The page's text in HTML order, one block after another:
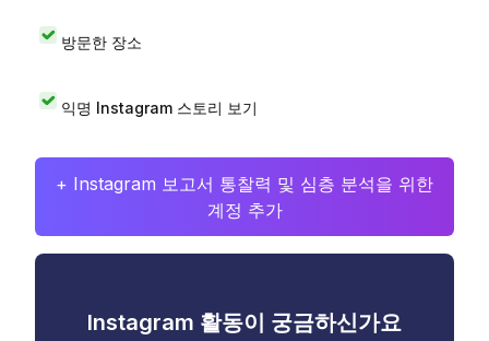
방문한 장소
익명 Instagram 스토리 보기
+ Instagram 보고서 통찰력 및 심층 분석을 위한
계정 추가
Instagram 활동이 궁금하신가요